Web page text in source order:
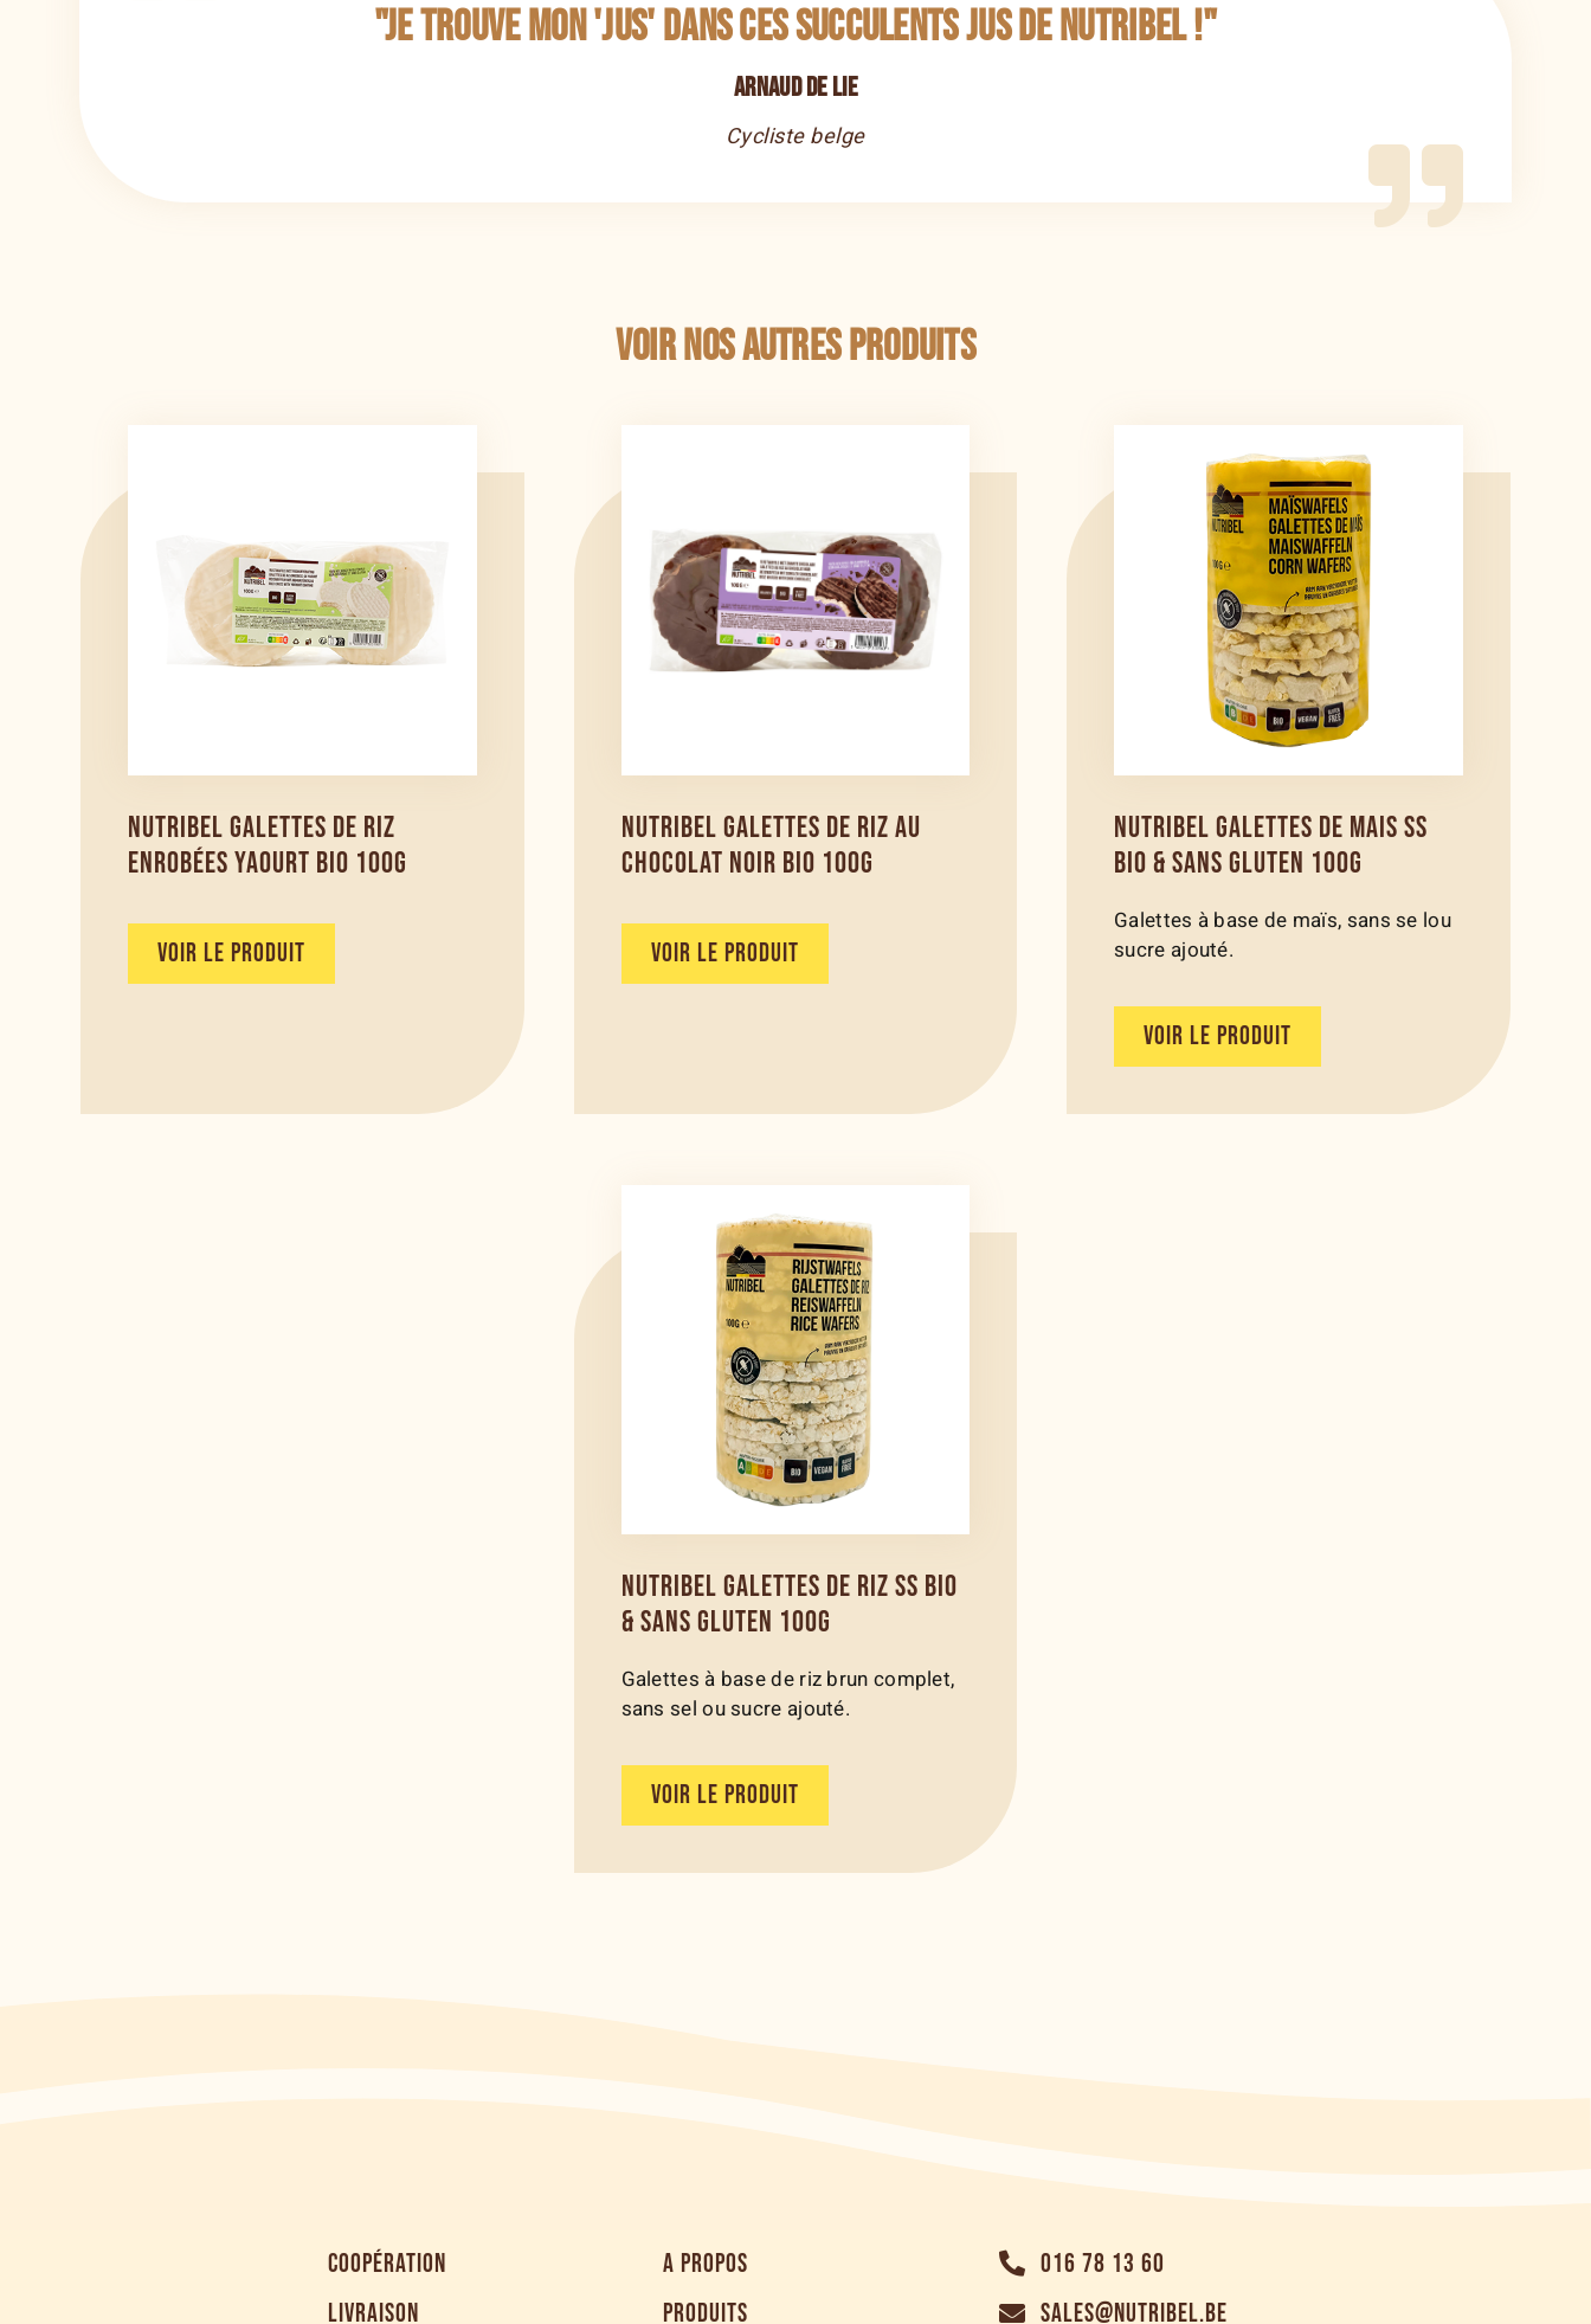
"Je trouve mon 'jus' dans ces succulents jus de Nutribel !"
Arnaud De Lie
Cycliste belge
Voir nos autres produits
NUTRIBEL GALETTES DE RIZ
ENROBÉES YAOURT BIO 100G
VOIR LE PRODUIT
NUTRIBEL GALETTES DE RIZ AU
CHOCOLAT NOIR BIO 100G
VOIR LE PRODUIT
NUTRIBEL GALETTES DE MAIS SS
BIO & SANS GLUTEN 100G
Galettes à base de maïs, sans se lou
sucre ajouté.
VOIR LE PRODUIT
NUTRIBEL GALETTES DE RIZ SS BIO
& SANS GLUTEN 100G
Galettes à base de riz brun complet,
sans sel ou sucre ajouté.
VOIR LE PRODUIT
COOPÉRATION
LIVRAISON
A PROPOS
PRODUITS
016 78 13 60
SALES@NUTRIBEL.BE